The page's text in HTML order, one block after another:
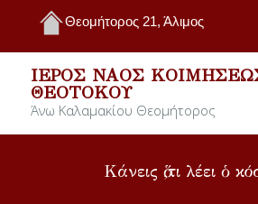
Θεομήτορος 21, Άλιμος
ΙΕΡΌΣ ΝΑΌΣ
ΘΕΟΤΌΚΟΥ
Άνω Καλαμακίου Θεομήτορος
Κάνεις ὅ,τι λέει ὁ